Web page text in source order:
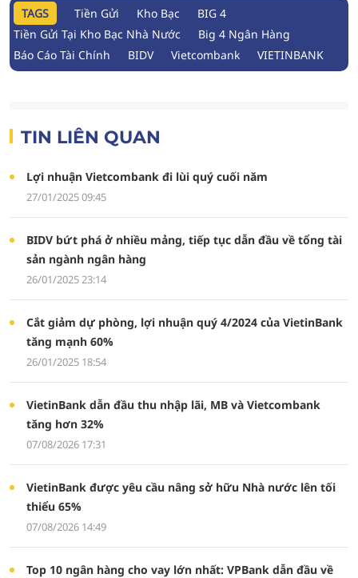
TAGS Tiền Gửi Kho Bạc
BIG 4
Tiền Gửi Tại Kho Bạc Nhà Nước
Big 4 Ngân Hàng
Báo Cáo Tài Chính
BIDV Vietcombank VIETINBANK
TIN LIÊN QUAN
Lợi nhuận Vietcombank đi lùi quý cuối năm
27/01/2025 09:45
BIDV bứt phá ở nhiều mảng, tiếp tục dẫn đầu về tổng tài
sản ngành ngân hàng
26/01/2025 23:14
Cắt giảm dự phòng, lợi nhuận quý 4/2024 của VietinBank
tăng mạnh 60%
26/01/2025 18:54
VietinBank dẫn đầu thu nhập lãi, MB và Vietcombank
tăng hơn 32%
07/08/2026 17:31
VietinBank được yêu cầu nâng sở hữu Nhà nước lên tối
thiểu 65%
07/08/2026 14:49
Top 10 ngân hàng cho vay lớn nhất: VPBank dẫn đầu về